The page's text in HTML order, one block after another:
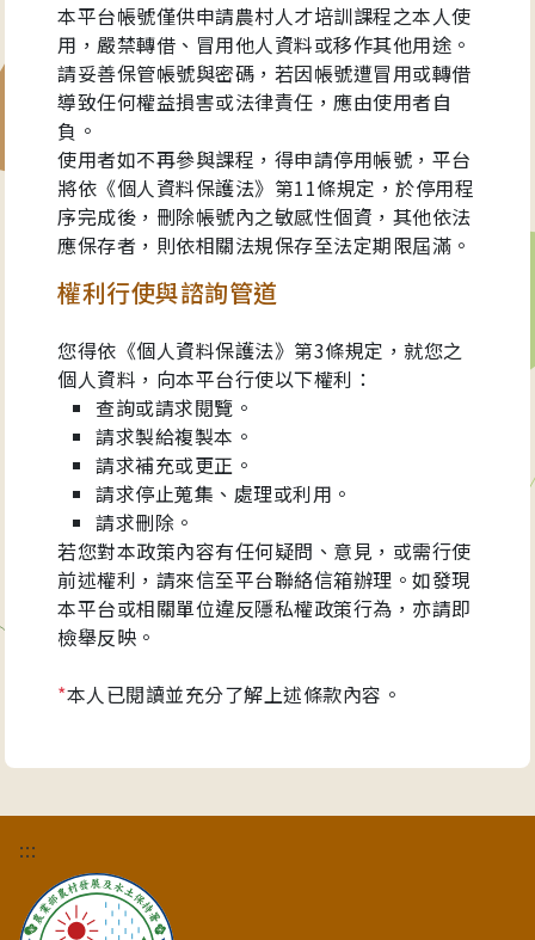
本平台帳號僅供申請農村人才培訓課程之本人使
用，嚴禁轉借、冒用他人資料或移作其他用途。
請妥善保管帳號與密碼，若因帳號遭冒用或轉借
導致任何權益損害或法律責任，應由使用者自
負。
使用者如不再參與課程，得申請停用帳號，平台
將依《個人資料保護法》第11條規定，於停用程
序完成後，刪除帳號內之敏感性個資，其他依法
應保存者，則依相關法規保存至法定期限屆滿。
權利行使與諮詢管道
您得依《個人資料保護法》第3條規定，就您之
個人資料，向本平台行使以下權利：
查詢或請求閱覽。
請求製給複製本。
請求補充或更正。
請求停止蒐集、處理或利用。
請求刪除。
若您對本政策內容有任何疑問、意見，或需行使
前述權利，請來信至平台聯絡信箱辦理。如發現
本平台或相關單位違反隱私權政策行為，亦請即
檢舉反映。
*本人已閱讀並充分了解上述條款內容。
:::